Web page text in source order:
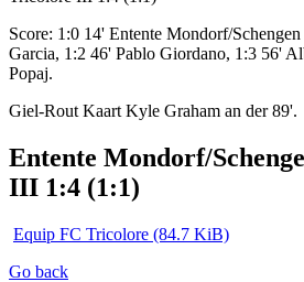
Score: 1:0 14' Entente Mondorf/
Garcia, 1:2 46' Pablo Giordano, 1:3 56'
Popaj.
Giel-Rout Kaart Kyle Graham an der 89'.
Entente Mondorf/
III 1:4 (1:1)
Equip FC Tricolore (84.7 KiB)
Go back